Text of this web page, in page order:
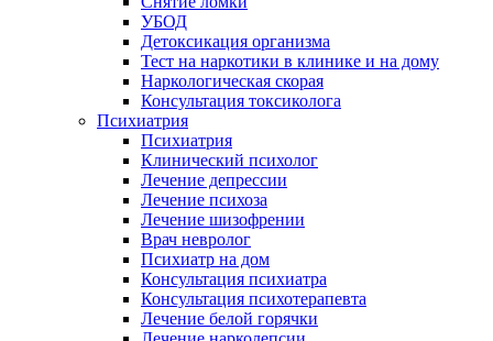
УБОД
Детоксикация организма
Тест на наркотики в клинике и на дому
Наркологическая скорая
Консультация токсиколога
Психиатрия
Психиатрия
Клинический психолог
Лечение депрессии
Лечение психоза
Лечение шизофрении
Врач невролог
Психиатр на дом
Консультация психиатра
Консультация психотерапевта
Лечение белой горячки